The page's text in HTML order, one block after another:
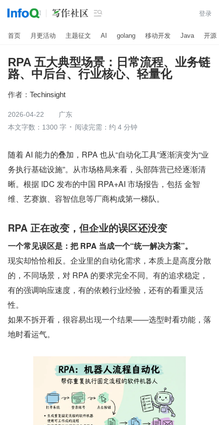
 登录
首页 月更活动 主题征文 AI golang 移动开发 Java 开源
RPA 五大典型场景：日常流程、业务链
路、中后台、行业核心、轻量化
作者： Techinsight
2026-04-22
广东
本文字数：1300 字
阅读完需：约 4 分钟
随着 AI 能力的叠加，RPA 也从“自动化工具”逐渐演变为“业
务执行基础设施”。从市场格局来看，头部阵营已经逐渐清
晰。根据 IDC 发布的中国 RPA+AI 市场报告，包括 金智
维、艺赛旗、容智信息等厂商构成第一梯队。
RPA 正在改变，但企业的误区还没变
一个常见误区是：把 RPA 当成一个“统一解决方案”。
现实却恰恰相反。企业里的自动化需求，本质上是高度分散
的，不同场景，对 RPA 的要求完全不同。有的追求稳定，
有的强调响应速度，有的依赖行业经验，还有的看重灵活
性。
如果不拆开看，很容易出现一个结果——选型时看功能，落
地时看运气。